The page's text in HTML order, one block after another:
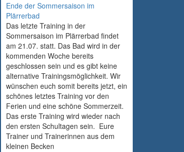
Ende der Sommersaison im
Plärrerbad
Das letzte Training in der
Sommersaison im Plärrerbad findet
am 21.07. statt. Das Bad wird in der
kommenden Woche bereits
geschlossen sein und es gibt keine
alternative Trainingsmöglichkeit. Wir
wünschen euch somit bereits jetzt, ein
schönes letztes Training vor den
Ferien und eine schöne Sommerzeit.
Das erste Training wird wieder nach
den ersten Schultagen sein. Eure
Trainer und Trainerinnen aus dem
kleinen Becken